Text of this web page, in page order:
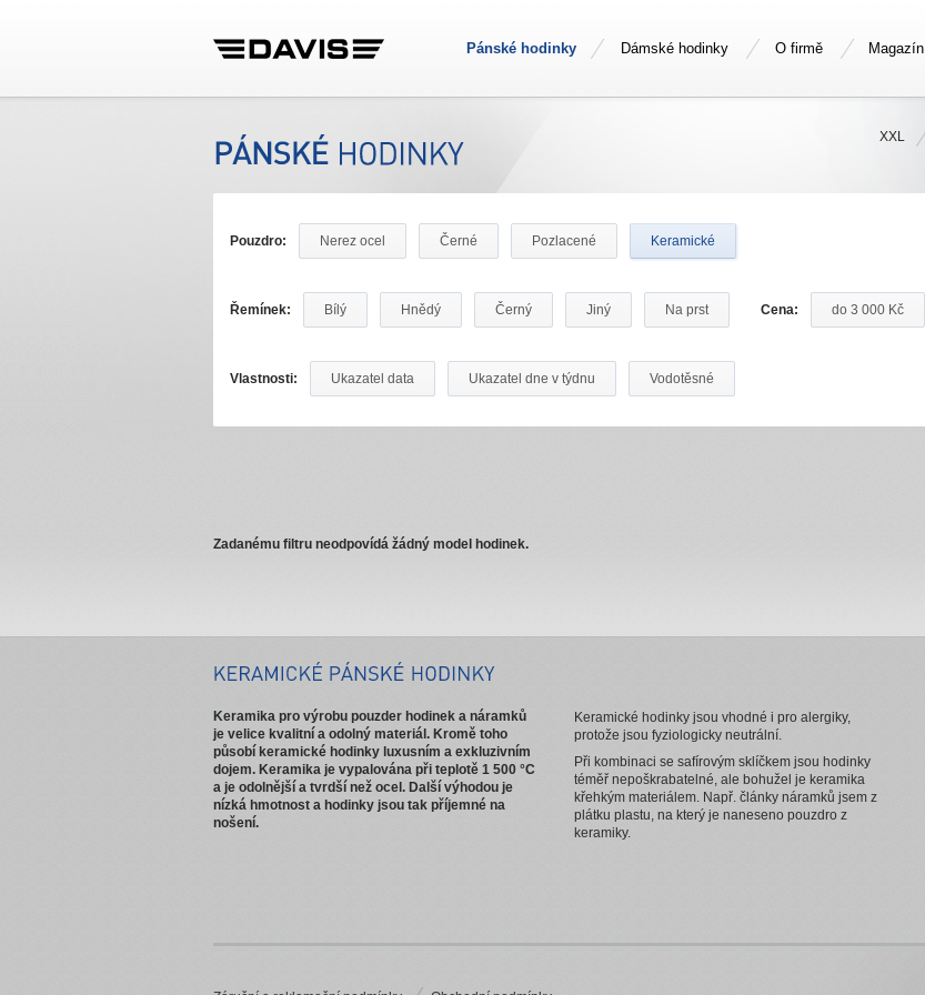
Pánské hodinky Dámské hodinky O firmě Magazín
Pouzdro: Nerez ocel Černé Pozlacené Keramické
Řemínek: Bílý Hnědý Černý Jiný Na prst Cena: do 3 000 Kč
Vlastnosti: Ukazatel data Ukazatel dne v týdnu Vodotěsné
Zadanému filtru neodpovídá žádný model hodinek.
XXL
Keramika pro výrobu pouzder hodinek a náramků
je velice kvalitní a odolný materiál. Kromě toho
působí keramické hodinky luxusním a exkluzivním
dojem. Keramika je vypalována při teplotě 1 500 °C
a je odolnější a tvrdší než ocel. Další výhodou je
nízká hmotnost a hodinky jsou tak příjemné na
nošení.
Keramické hodinky jsou vhodné i pro alergiky,
protože jsou fyziologicky neutrální.
Při kombinaci se safírovým sklíčkem jsou hodinky
téměř nepoškrabatelné, ale bohužel je keramika
křehkým materiálem. Např. články náramků jsem z
plátku plastu, na který je naneseno pouzdro z
keramiky.